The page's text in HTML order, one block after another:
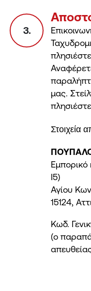
3.
μας.
Στοιχεία
Εμπορικό
Ι5)
Αγίου
15124,
Κωδ.
(ο